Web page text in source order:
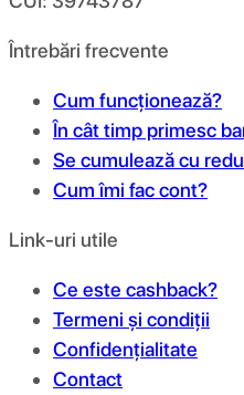
Întrebări frecvente
Cum funcționează?
În cât timp primesc
Se cumulează cu
Cum îmi fac cont?
Link-uri utile
Ce este cashback?
Termeni și condiții
Confidențialitate
Contact